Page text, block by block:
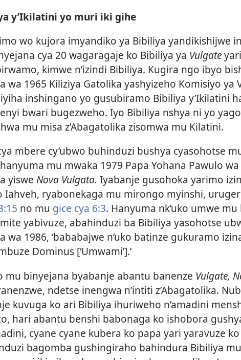
y’Ikilatini yo muri iki gihe
wo kujora imyandiko ya Bibiliya yandikishijwe
cya 20 wagaragaje ko Bibiliya ya Vulgate
kimwe n’izindi Bibiliya. Kugira ngo ibyo
wa 1965 Kiliziya Gatolika yashyizeho Komisiyo ya
inshingano yo gusubiramo Bibiliya y’Ikilatini
bwari bugezweho. Iyo Bibiliya nshya ni yo
mu misa z’Abagatolika zisomwa mu Kilatini.
mbere cy’ubwo buhinduzi bushya cyasohotse
mu mwaka 1979 Papa Yohana Pawulo
yiswe Nova Vulgata. Iyabanje gusohoka yarimo
Iahveh, ryabonekaga mu mirongo myinshi,
no mu gice cya 6:3. Hanyuma nk’uko umwe
yabivuze, abahinduzi ba Bibiliya yasohotse
wa 1986, ‘bababajwe n’uko batinze gukuramo
Dominus [‘Umwami’].’
mu binyejana byabanje abantu banenze Vulgate,
ndetse inengwa n’intiti z’Abagatolika.
kuvuga ko ari Bibiliya ihuriweho n’amadini
hari abantu benshi babonaga ko ishobora
cyane cyane kubera ko papa yari yaravuze
bagomba gushingiraho bahindura Bibiliya